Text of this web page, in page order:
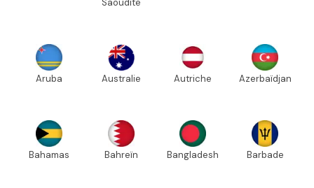
Aruba Australie Autriche Azerbaïdjan
Bahamas Bahreïn Bangladesh Barbade